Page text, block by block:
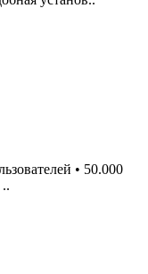
• 50.000